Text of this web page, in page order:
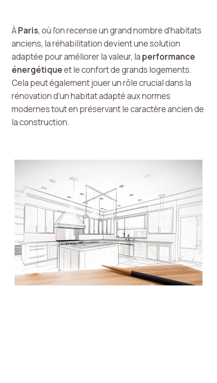
ÀParis, où l’on recense un grand nombre d’habitats
anciens, la réhabilitation devient une solution
adaptée pour améliorer la valeur, la performance
énergétiqueet le confort de grands logements.
Cela peut également jouer un rôle crucial dans la
rénovation d’un habitat adapté aux normes
modernes tout en préservant le caractère ancien de
la construction.